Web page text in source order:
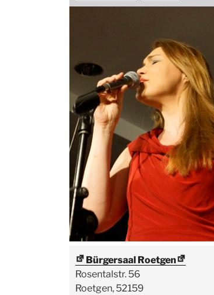
Bürgersaal Roetgen
Rosentalstr. 56
Roetgen, 52159